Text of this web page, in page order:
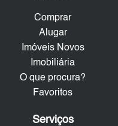
Comprar
Alugar
Imóveis Novos
Imobiliária
O que procura?
Favoritos
Serviços